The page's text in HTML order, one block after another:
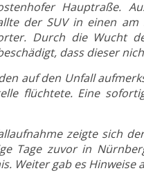
Hauptraße.
der SUV in einen am
Durch die Wucht
dass dieser
auf den Unfall
flüchtete. Eine
zeigte sich
Tage zuvor in
Weiter gab es